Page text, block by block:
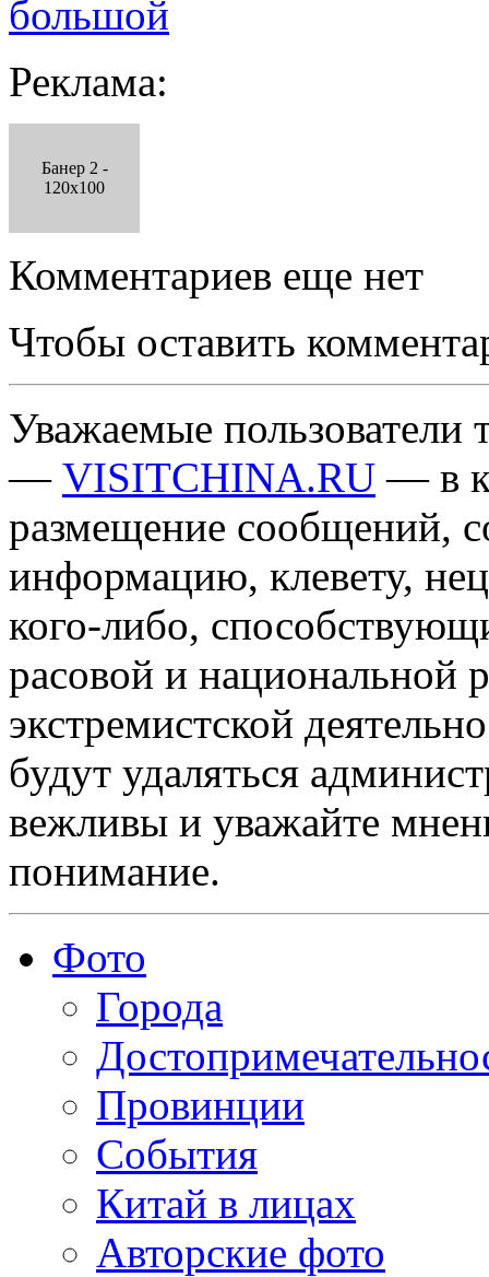
большой
Реклама:
Банер 2 -
120x100
Комментариев еще нет
Чтобы оставить
Уважаемые пользователи
— VISITCHINA.RU — в
размещение сообщений,
информацию, клевету,
кого-либо,
расовой и национальной
экстремистской
будут удаляться
вежливы и уважайте
понимание.
Фото
Города
Провинции
События
Китай в лицах
Авторские фото